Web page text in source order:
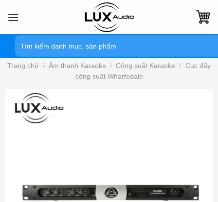
qua
Tìm
kiếm:
Trang chủ
/ Âm thanh Karaoke / Công suất Karaoke / Cục đẩy
công suất Wharfedale